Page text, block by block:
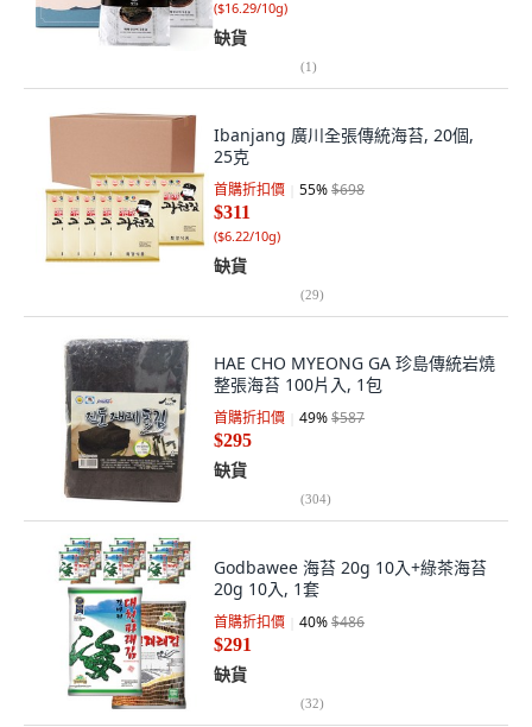
($16.29/10g)
缺貨
(1)
Ibanjang 廣川全張傳統海苔, 20個,
25克
首購折扣價 55%$698
$311
($6.22/10g)
缺貨
(29)
HAE CHO MYEONG GA 珍島傳統岩燒
整張海苔 100片入, 1包
首購折扣價 49%$587
$295
缺貨
(304)
Godbawee 海苔 20g 10入+綠茶海苔
20g 10入, 1套
首購折扣價 40%$486
$291
缺貨
(32)